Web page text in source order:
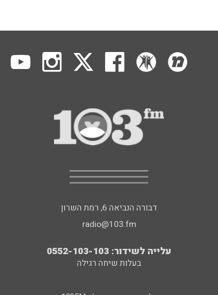
דבורה הנביאה 6, רמת השרון
radio@103.fm
עלייה לשידור: 0552-103-103
בעלות שיחה רגילה